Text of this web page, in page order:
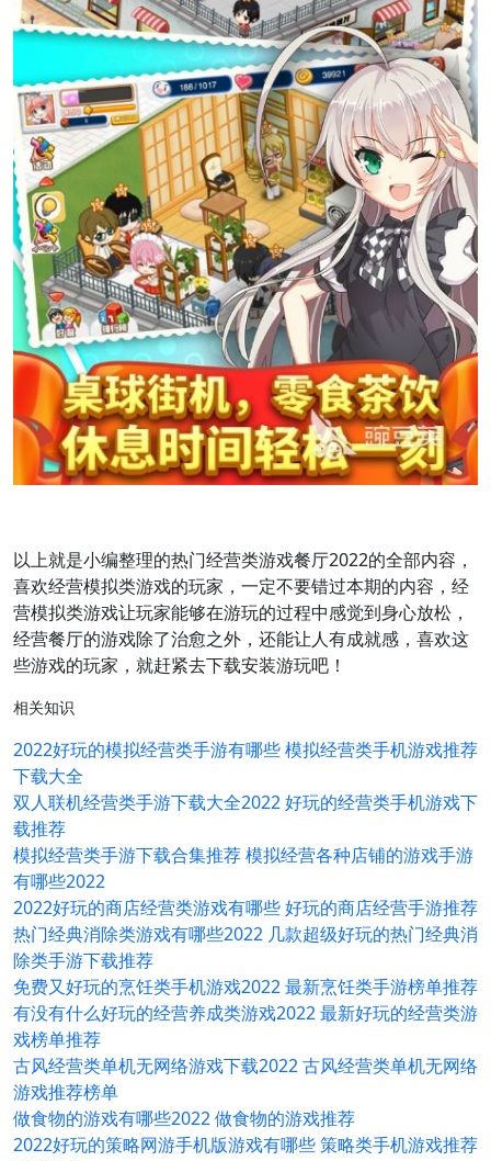
以上就是小编整理的热门经营类游戏餐厅2022的全部内容，
喜欢经营模拟类游戏的玩家，一定不要错过本期的内容，经
营模拟类游戏让玩家能够在游玩的过程中感觉到身心放松，
经营餐厅的游戏除了治愈之外，还能让人有成就感，喜欢这
些游戏的玩家，就赶紧去下载安装游玩吧！
相关知识
2022好玩的模拟经营类手游有哪些 模拟经营类手机游戏推荐
下载大全
双人联机经营类手游下载大全2022 好玩的经营类手机游戏下
载推荐
模拟经营类手游下载合集推荐 模拟经营各种店铺的游戏手游
有哪些2022
2022好玩的商店经营类游戏有哪些 好玩的商店经营手游推荐
热门经典消除类游戏有哪些2022 几款超级好玩的热门经典消
除类手游下载推荐
免费又好玩的烹饪类手机游戏2022 最新烹饪类手游榜单推荐
有没有什么好玩的经营养成类游戏2022 最新好玩的经营类游
戏榜单推荐
古风经营类单机无网络游戏下载2022 古风经营类单机无网络
游戏推荐榜单
做食物的游戏有哪些2022 做食物的游戏推荐
2022好玩的策略网游手机版游戏有哪些 策略类手机游戏推荐